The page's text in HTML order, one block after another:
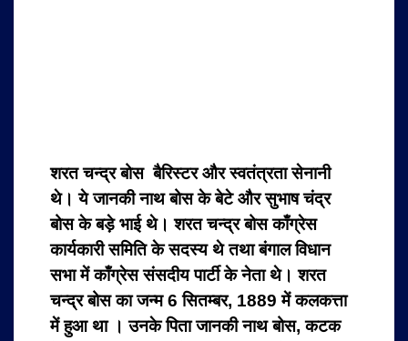
शरत चन्द्र बोस बैरिस्टर और स्वतंत्रता सेनानी
थे। ये जानकी नाथ बोस के बेटे और सुभाष चंद्र
बोस के बड़े भाई थे। शरत चन्द्र बोस काँग्रेस
कार्यकारी समिति के सदस्य थे तथा बंगाल विधान
सभा में काँग्रेस संसदीय पार्टी के नेता थे। शरत
चन्द्र बोस का जन्म 6 सितम्बर, 1889 में कलकत्ता
में हुआ था । उनके पिता जानकी नाथ बोस, कटक